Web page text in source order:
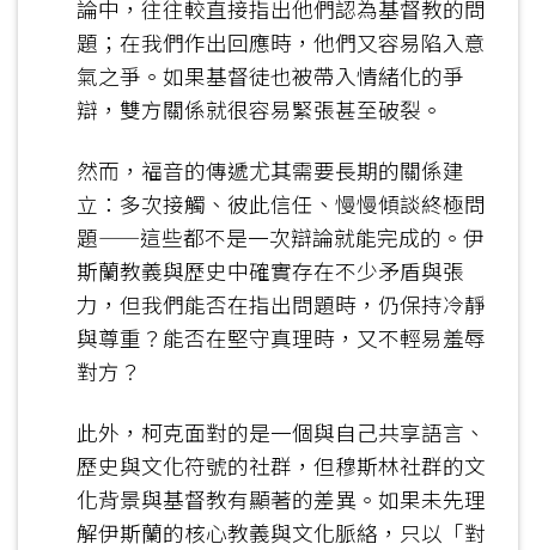
論中，往往較直接指出他們認為基督教的問
題；在我們作出回應時，他們又容易陷入意
氣之爭。如果基督徒也被帶入情緒化的爭
辯，雙方關係就很容易緊張甚至破裂。
然而，福音的傳遞尤其需要長期的關係建
立：多次接觸、彼此信任、慢慢傾談終極問
題——這些都不是一次辯論就能完成的。伊
斯蘭教義與歷史中確實存在不少矛盾與張
力，但我們能否在指出問題時，仍保持冷靜
與尊重？能否在堅守真理時，又不輕易羞辱
對方？
此外，柯克面對的是一個與自己共享語言、
歷史與文化符號的社群，但穆斯林社群的文
化背景與基督教有顯著的差異。如果未先理
解伊斯蘭的核心教義與文化脈絡，只以「對